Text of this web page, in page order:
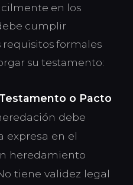
en los
cumplir
formales
su testamento:
o Pacto
debe
expresa en el
heredamiento
tiene validez legal